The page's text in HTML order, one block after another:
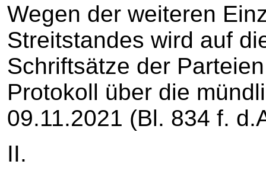
Wegen der weiteren
Streitstandes wird auf
Schriftsätze der
Protokoll über die
09.11.2021 (Bl. 834 f.
II.